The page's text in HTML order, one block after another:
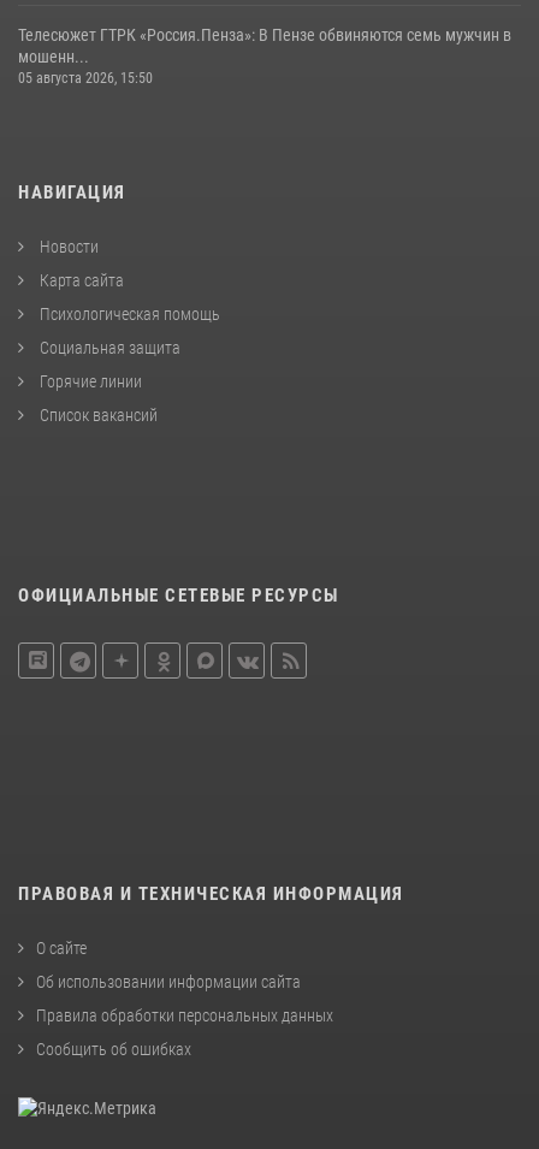
Телесюжет ГТРК «Россия.Пенза»: В Пензе обвиняются семь мужчин в
мошенн...
05 августа 2026, 15:50
НАВИГАЦИЯ
Новости
Карта сайта
Психологическая помощь
Социальная защита
Горячие линии
Список вакансий
ОФИЦИАЛЬНЫЕ СЕТЕВЫЕ РЕСУРСЫ
ПРАВОВАЯ И ТЕХНИЧЕСКАЯ ИНФОРМАЦИЯ
О сайте
Об использовании информации сайта
Правила обработки персональных данных
Сообщить об ошибках